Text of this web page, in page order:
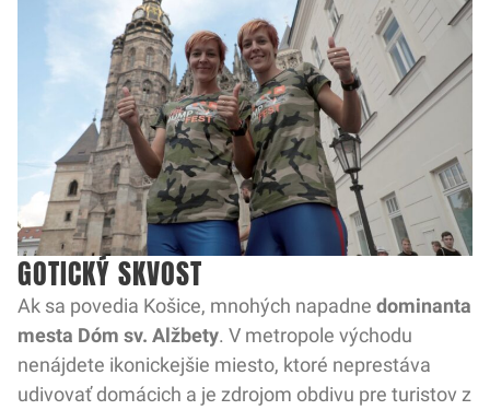
GOTICKÝ SKVOST
Ak sa povedia Košice, mnohých napadne dominanta
mesta Dóm sv. Alžbety. V metropole východu
nenájdete ikonickejšie miesto, ktoré neprestáva
udivovať domácich a je zdrojom obdivu pre turistov z